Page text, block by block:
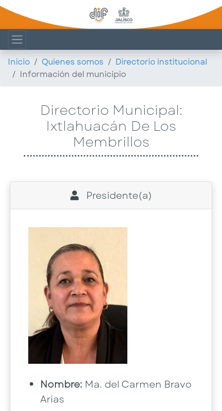
Inicio Quienes somos
Directorio institucional
Información del municipio
Directorio Municipal:
Ixtlahuacán De Los
Membrillos
Presidente(a)
Nombre: Ma. del Carmen Bravo
Arias